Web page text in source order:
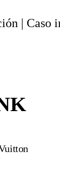
| Caso